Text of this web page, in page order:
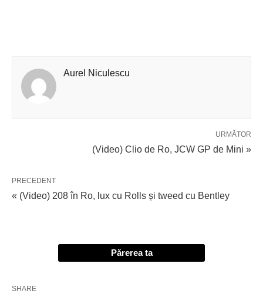
Aurel Niculescu
URMĂTOR
(Video) Clio de Ro, JCW GP de Mini »
PRECEDENT
« (Video) 208 în Ro, lux cu Rolls și tweed cu Bentley
Părerea ta
SHARE